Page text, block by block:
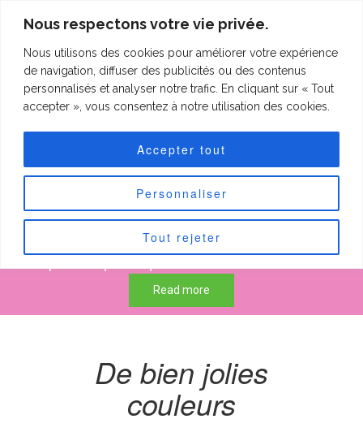
Nous respectons votre vie privée.
Nous utilisons des cookies pour améliorer votre expérience
de navigation, diffuser des publicités ou des contenus
personnalisés et analyser notre trafic. En cliquant sur « Tout
accepter », vous consentez à notre utilisation des cookies.
Personnaliser
Tout rejeter
Accepter tout
clineting.com
Forfaits "Petits
patchs"
50 € pour les petits quilts de max 60 cm sur 60 cm.
Read more
De bien jolies
couleurs
clineting.com